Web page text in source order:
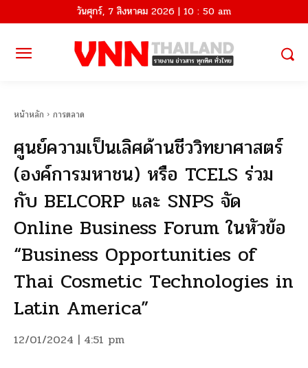
วันศุกร์, 7 สิงหาคม 2026 | 10 : 50 am
หน้าหลัก การตลาด
ศูนย์ความเป็นเลิศด้านชีววิทยาศาสตร์
(องค์การมหาชน) หรือ TCELS ร่วม
กับ BELCORP และ SNPS จัด
Online Business Forum ในหัวข้อ
“Business Opportunities of
Thai Cosmetic Technologies in
Latin America”
12/01/2024 | 4:51 pm